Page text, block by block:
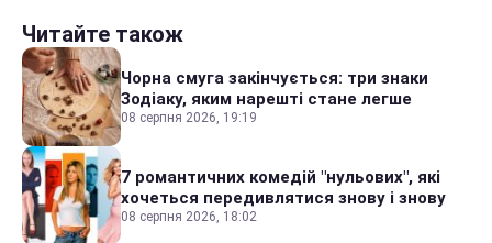
Читайте також
Чорна смуга закінчується: три знаки
Зодіаку, яким нарешті стане легше
08 серпня 2026, 19:19
7 романтичних комедій "нульових", які
хочеться передивлятися знову і знову
08 серпня 2026, 18:02